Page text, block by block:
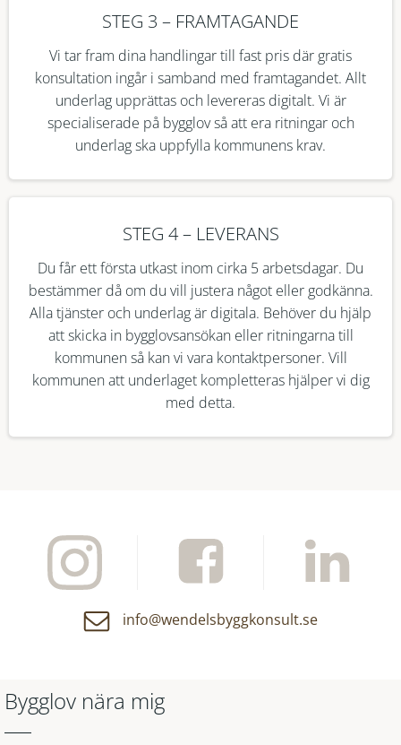
STEG 3 – FRAMTAGANDE
Vi tar fram dina handlingar till fast pris där gratis
konsultation ingår i samband med framtagandet. Allt
underlag upprättas och levereras digitalt. Vi är
specialiserade på bygglov så att era ritningar och
underlag ska uppfylla kommunens krav.
STEG 4 – LEVERANS
Du får ett första utkast inom cirka 5 arbetsdagar. Du
bestämmer då om du vill justera något eller godkänna.
Alla tjänster och underlag är digitala. Behöver du hjälp
att skicka in bygglovsansökan eller ritningarna till
kommunen så kan vi vara kontaktpersoner. Vill
kommunen att underlaget kompletteras hjälper vi dig
med detta.
info@wendelsbyggkonsult.se
Bygglov nära mig